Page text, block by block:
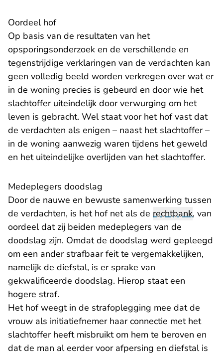
Oordeel hof
Op basis van de resultaten van het
opsporingsonderzoek en de verschillende en
tegenstrijdige verklaringen van de verdachten kan
geen volledig beeld worden verkregen over wat er
in de woning precies is gebeurd en door wie het
slachtoffer uiteindelijk door verwurging om het
leven is gebracht. Wel staat voor het hof vast dat
de verdachten als enigen – naast het slachtoffer –
in de woning aanwezig waren tijdens het geweld
en het uiteindelijke overlijden van het slachtoffer.
Medeplegers doodslag
Door de nauwe en bewuste samenwerking tussen
de verdachten, is het hof net als de rechtbank, van
oordeel dat zij beiden medeplegers van de
doodslag zijn. Omdat de doodslag werd gepleegd
om een ander strafbaar feit te vergemakkelijken,
namelijk de diefstal, is er sprake van
gekwalificeerde doodslag. Hierop staat een
hogere straf.
Het hof weegt in de strafoplegging mee dat de
vrouw als initiatiefnemer haar connectie met het
slachtoffer heeft misbruikt om hem te beroven en
dat de man al eerder voor afpersing en diefstal is